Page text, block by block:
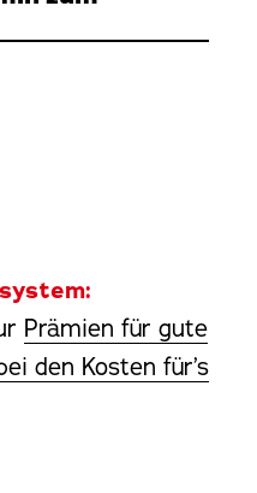
Prämien für gute
den Kosten für’s